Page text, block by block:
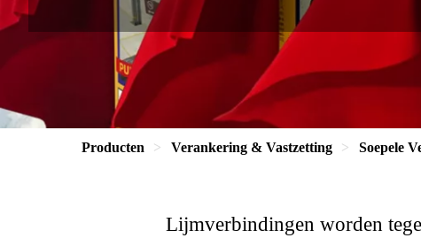
Producten Verankering & Vastzetting Soepele
Lijmverbindingen worden